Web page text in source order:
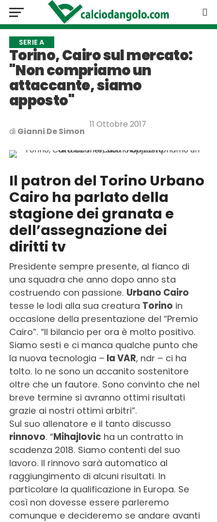
SERIE A
Torino, Cairo sul mercato:
"Non compriamo un
attaccante, siamo
apposto"
di Gianni De Simon
11 Ottobre 2017
Il patron del Torino Urbano
Cairo ha parlato della
stagione dei granata e
dell’assegnazione dei
diritti tv
Presidente sempre presente, al fianco di
una squadra che anno dopo anno sta
costruendo con passione. Urbano Cairo
tesse le lodi alla sua creatura Torino in
occasione della presentazione del “Premio
Cairo”. “Il bilancio per ora è molto positivo.
Siamo sesti e ci manca qualche punto che
la nuova tecnologia – la VAR, ndr – ci ha
tolto. Io ne sono un accanito sostenitore
oltre che un fautore. Sono convinto che nel
breve termine si avranno ottimi risultati
grazie ai nostri ottimi arbitri”.
Sul suo allenatore e il tanto discusso
rinnovo. “Mihajlovic ha un contratto in
scadenza 2018. Siamo contenti del suo
lavoro. Il rinnovo sarà automatico al
raggiungimento di alcuni risultati. In
particolare la qualificazione in Europa. Se
così non dovesse essere parleremo
comunque e decideremo se andare avanti